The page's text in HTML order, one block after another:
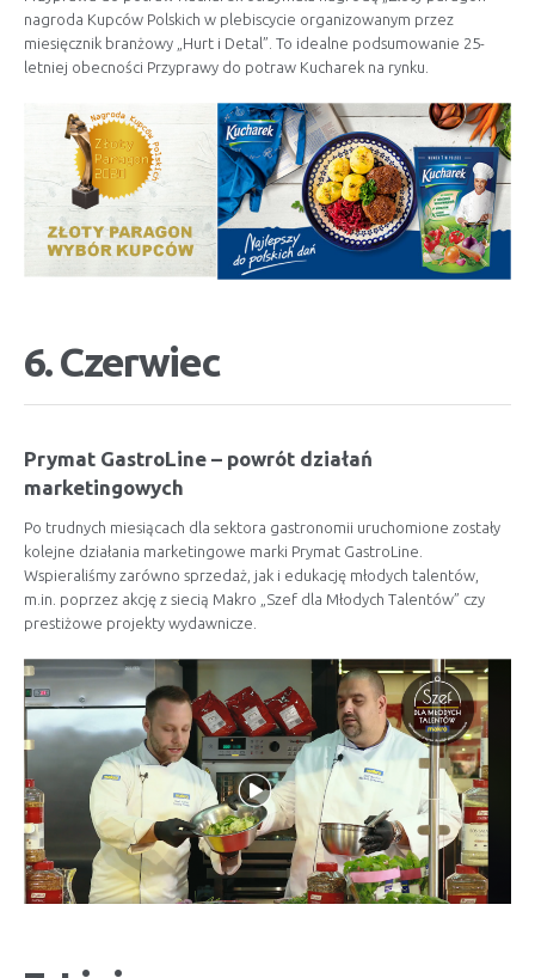
nagroda Kupców Polskich w plebiscycie organizowanym przez
miesięcznik branżowy „Hurt i Detal”. To idealne podsumowanie 25-
letniej obecności Przyprawy do potraw Kucharek na rynku.
6. Czerwiec
Prymat GastroLine – powrót działań
marketingowych
Po trudnych miesiącach dla sektora gastronomii uruchomione zostały
kolejne działania marketingowe marki Prymat GastroLine.
Wspieraliśmy zarówno sprzedaż, jak i edukację młodych talentów,
m.in. poprzez akcję z siecią Makro „Szef dla Młodych Talentów” czy
prestiżowe projekty wydawnicze.